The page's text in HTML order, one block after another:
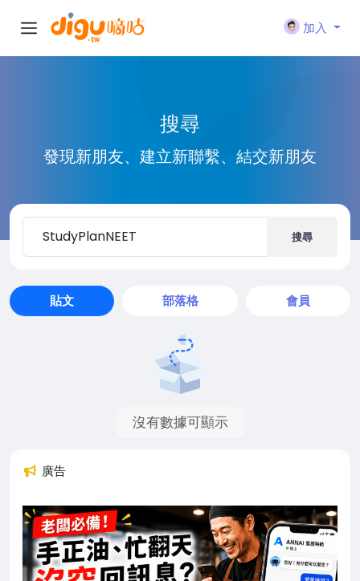
加入
搜尋
發現新朋友、建立新聯繫、結交新朋友
搜尋
貼文 部落格 會員
沒有數據可顯示
廣告